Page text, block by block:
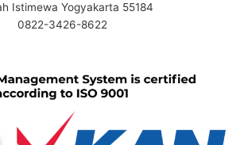
Istimewa Yogyakarta 55184
0822-3426-8622